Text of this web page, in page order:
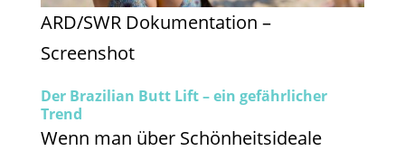
ARD/SWR Dokumentation –
Screenshot
Der Brazilian Butt Lift – ein gefährlicher
Trend
Wenn man über Schönheitsideale